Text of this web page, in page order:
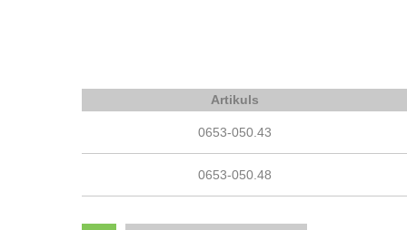
Artikuls
0653-050.43
0653-050.48